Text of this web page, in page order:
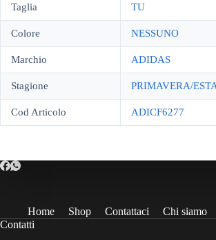
Taglia TU
Colore NESSUNO
Marchio ADIDAS
Stagione PRIMAVERA/
Cod Articolo ADICF6277
Home Shop Contattaci
Chi siamo
Contatti